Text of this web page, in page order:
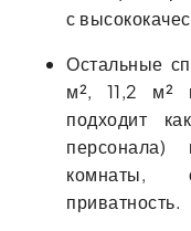
с
Остальные
м², 11,2 м²
подходит
комнаты,
приватность.